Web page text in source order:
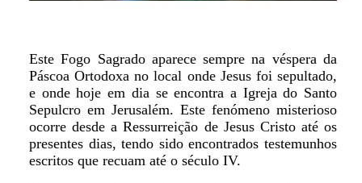
Este Fogo Sagrado aparece sempre na véspera da
Páscoa Ortodoxa no local onde Jesus foi sepultado,
e onde hoje em dia se encontra a Igreja do Santo
Sepulcro em Jerusalém. Este fenómeno misterioso
ocorre desde a Ressurreição de Jesus Cristo até os
presentes dias, tendo sido encontrados testemunhos
escritos que recuam até o século IV.